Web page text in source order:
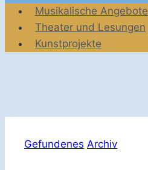
Musikalische Angebote
Theater und Lesungen
Kunstprojekte
Gefundenes Archiv